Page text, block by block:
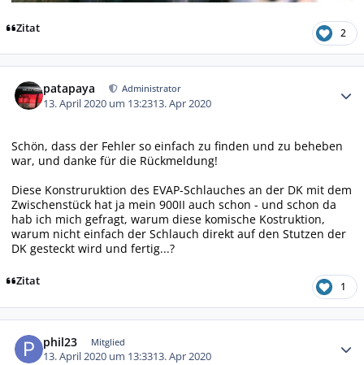
Zitat 2
patapaya Administrator
13. April 2020 um 13:2313. Apr 2020
Schön, dass der Fehler so einfach zu finden und zu beheben
war, und danke für die Rückmeldung!
Diese Konstruruktion des EVAP-Schlauches an der DK mit dem
Zwischenstück hat ja mein 900II auch schon - und schon da
hab ich mich gefragt, warum diese komische Kostruktion,
warum nicht einfach der Schlauch direkt auf den Stutzen der
DK gesteckt wird und fertig...?
Zitat 1
phil23 Mitglied
13. April 2020 um 13:3313. Apr 2020